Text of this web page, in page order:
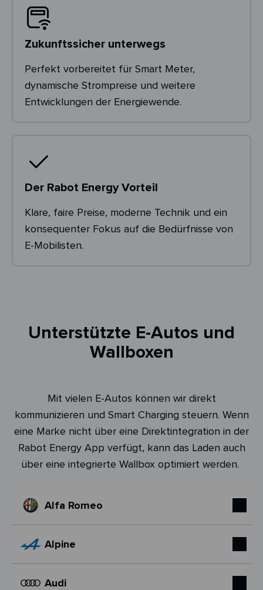
Zukunftssicher unterwegs
Perfekt vorbereitet für Smart Meter,
dynamische Strompreise und weitere
Entwicklungen der Energiewende.
Der Rabot Energy Vorteil
Klare, faire Preise, moderne Technik und ein
konsequenter Fokus auf die Bedürfnisse von
E-Mobilisten.
Unterstützte E-Autos und
Wallboxen
Mit vielen E-Autos können wir direkt
kommunizieren und Smart Charging steuern. Wenn
eine Marke nicht über eine Direktintegration in der
Rabot Energy App verfügt, kann das Laden auch
über eine integrierte Wallbox optimiert werden.
Alfa Romeo
Alpine
Audi